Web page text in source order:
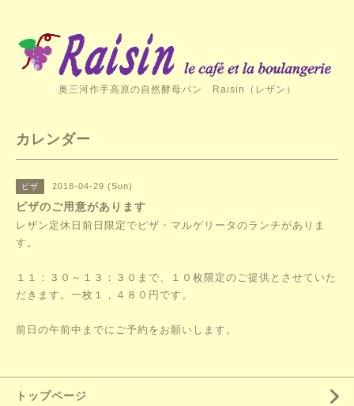
奥三河作手高原の自然酵母パン Raisin（レザン）
カレンダー
ピザ 2018-04-29 (Sun)
ピザのご用意があります
レザン定休日前日限定でピザ・マルゲリータのランチがありま
す。
１１：３０～１３：３０まで、１０枚限定のご提供とさせていた
だきます。一枚１，４８０円です。
前日の午前中までにご予約をお願いします。
トップページ